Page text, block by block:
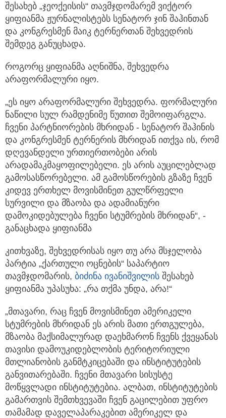
შესახებ „ჯეოქეისის“ თავმჯდომარემ ვიქტორ
ყიფიანმა ჟურნალისტებს სენატორ ჯინ შაჰინთან
და კონგრესმენ მაიკ ტერნერთან შეხვედრის
შემდეგ განუცხადა.
როგორც ყიფიანმა აღნიშნა, შეხვედრა
არაფორმალური იყო.
„ეს იყო არაფორმალური შეხვედრა. ფორმალური
ნაწილი სულ რამდენიმე წუთით შემოიფარგლა.
ჩვენი პარტნიორების მხრიდან - სენატორ შაჰინის
და კონგრესმენ ტერნერის მხრიდან ითქვა ის, რომ
დღევანდელი ურთიერთობები არის
არადამაკმაყოფილებელი. ეს არის აუცილებლად
გამოსასწორებელი. ამ გამოსწორების გზაზე ჩვენ
კიდევ ერთხელ მოვისმინეთ გულწრფელი
სურვილი და მზაობა და ადამიანური
დამოკიდებულება ჩვენი სტუმრების მხრიდან“, -
განაცხადა ყიფიანმა
კითხვაზე, შეხვედრისას იყო თუ არა მსჯელობა
პარტია „ქართული ოცნების“ საპარტიო
თავმჯდომარის, ბიძინა ივანიშვილის შესახებ
ყიფიანმა უპასუხა: „რა თქმა უნდა, არა!“
„მთავარი, რაც ჩვენ მოვისმინეთ ამერიკელი
სტუმრების მხრიდან ეს არის მათი ერთგულება,
მზაობა მაქსიმალურად დაეხმარონ ჩვენს ქვეყანას
თავისი დამოუკიდებლობის ტერიტორიული
მთლიანობის განმტკიცებაში და ინსტიტუტების
განვითარებაში. ჩვენი მთავარი სისუსტე
მოწყვლადი ინსტიტუტებია. ალბათ, ინსტიტუტების
გამართვის შემთხვევაში ჩვენ გაცილებით უფრო
თამამად დაველაპარაკებით ამერიკელ და